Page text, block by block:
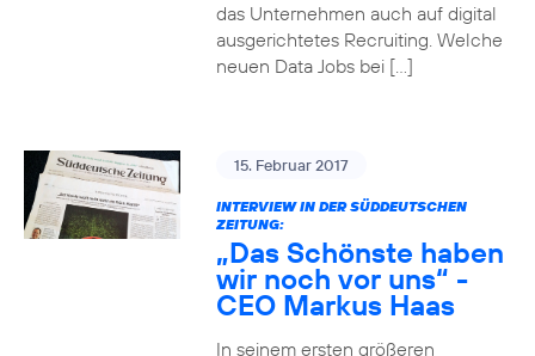
das Unternehmen auch auf digital
ausgerichtetes Recruiting. Welche
neuen Data Jobs bei […]
15. Februar 2017
INTERVIEW IN DER SÜDDEUTSCHEN
ZEITUNG:
„Das Schönste haben
wir noch vor uns“ -
CEO Markus Haas
In seinem ersten größeren